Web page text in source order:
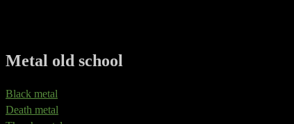
Metal old school
Black metal
Death metal